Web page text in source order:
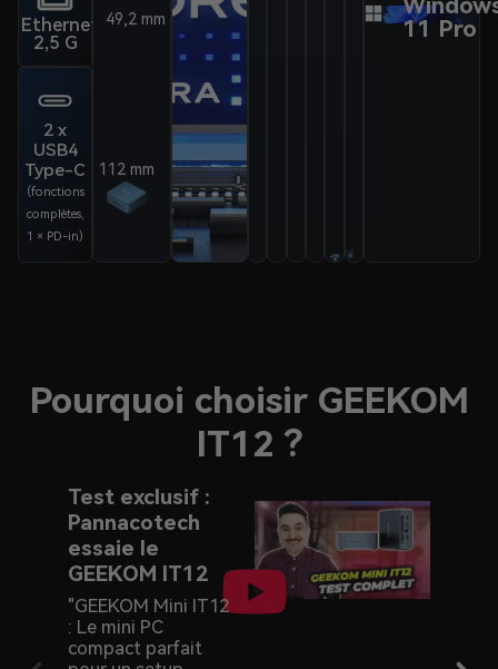
Ethernet
2,5 G
2 x
USB4
Type-C
(fonctions
complètes,
1 × PD-in)
49,2 mm
112 mm
VESA
11 Pro
Pourquoi choisir GEEKOM
IT12 ?
Test exclusif :
Pannacotech
essaie le
GEEKOM IT12
"GEEKOM Mini IT12
: Le mini PC
compact parfait